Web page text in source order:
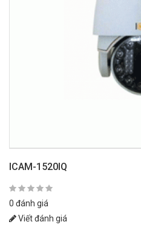
ICAM-1520IQ
0 đánh giá
Viết đánh giá